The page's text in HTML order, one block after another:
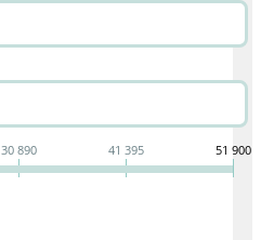
30 890 41 395 51 900